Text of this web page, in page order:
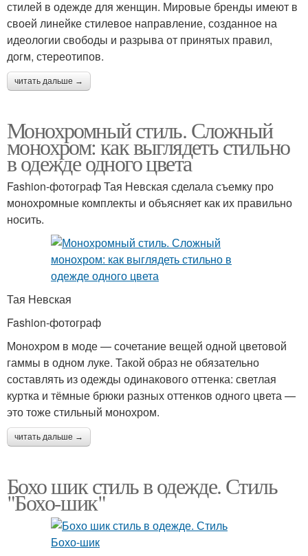
стилей в одежде для женщин. Мировые бренды имеют в
своей линейке стилевое направление, созданное на
идеологии свободы и разрыва от принятых правил,
догм, стереотипов.
читать дальше →
Монохромный стиль. Сложный
монохром: как выглядеть стильно
в одежде одного цвета
Fashion-фотограф Тая Невская сделала съемку про
монохромные комплекты и объясняет как их правильно
носить.
Тая Невская
Fashion-фотограф
Монохром в моде — сочетание вещей одной цветовой
гаммы в одном луке. Такой образ не обязательно
составлять из одежды одинакового оттенка: светлая
куртка и тёмные брюки разных оттенков одного цвета —
это тоже стильный монохром.
читать дальше →
Бохо шик стиль в одежде. Стиль
"Бохо-шик"